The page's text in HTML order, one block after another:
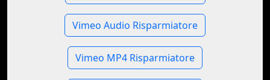
Vimeo Audio Risparmiatore
Vimeo MP4 Risparmiatore